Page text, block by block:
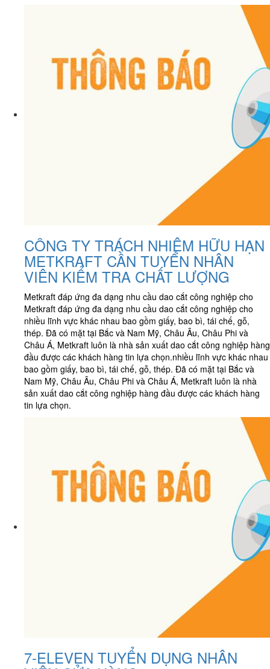
CÔNG TY TRÁCH NHIỆM HỮU HẠN
METKRAFT CẦN TUYỂN NHÂN
VIÊN KIỂM TRA CHẤT LƯỢNG
Metkraft đáp ứng đa dạng nhu cầu dao cắt công nghiệp cho
Metkraft đáp ứng đa dạng nhu cầu dao cắt công nghiệp cho
nhiều lĩnh vực khác nhau bao gồm giấy, bao bì, tái chế, gỗ,
thép. Đã có mặt tại Bắc và Nam Mỹ, Châu Âu, Châu Phi và
Châu Á, Metkraft luôn là nhà sản xuất dao cắt công nghiệp hàng
đầu được các khách hàng tin lựa chọn.nhiều lĩnh vực khác nhau
bao gồm giấy, bao bì, tái chế, gỗ, thép. Đã có mặt tại Bắc và
Nam Mỹ, Châu Âu, Châu Phi và Châu Á, Metkraft luôn là nhà
sản xuất dao cắt công nghiệp hàng đầu được các khách hàng
tin lựa chọn.
7-ELEVEN TUYỂN DỤNG NHÂN